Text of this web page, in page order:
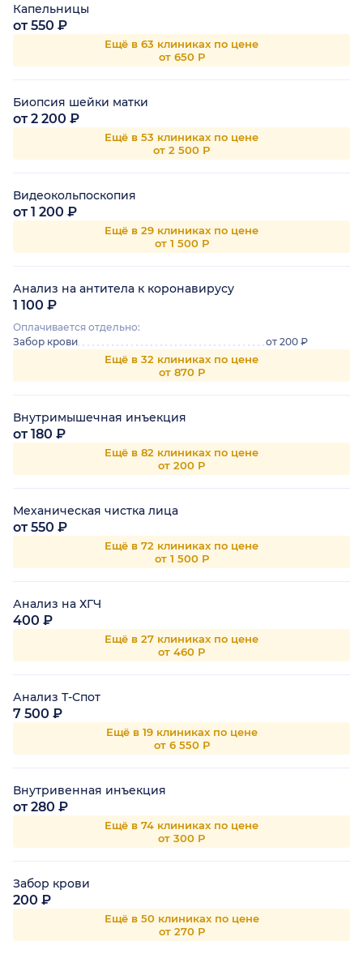
Капельницы
от 550 ₽
Ещё в 63 клиниках по цене
от 650 Р
Биопсия шейки матки
от 2 200 ₽
Ещё в 53 клиниках по цене
от 2 500 Р
Видеокольпоскопия
от 1 200 ₽
Ещё в 29 клиниках по цене
от 1 500 Р
Анализ на антитела к коронавирусу
1 100 ₽
Оплачивается отдельно:
Забор крови
от 200 ₽
Ещё в 32 клиниках по цене
от 870 Р
Внутримышечная инъекция
от 180 ₽
Ещё в 82 клиниках по цене
от 200 Р
Механическая чистка лица
от 550 ₽
Ещё в 72 клиниках по цене
от 1 500 Р
Анализ на ХГЧ
400 ₽
Ещё в 27 клиниках по цене
от 460 Р
Анализ Т-Спот
7 500 ₽
Ещё в 19 клиниках по цене
от 6 550 Р
Внутривенная инъекция
от 280 ₽
Ещё в 74 клиниках по цене
от 300 Р
Забор крови
200 ₽
Ещё в 50 клиниках по цене
от 270 Р